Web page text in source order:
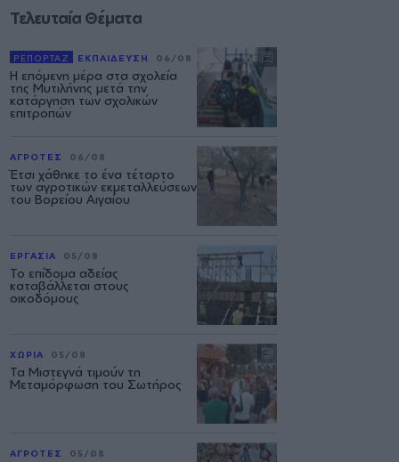
Τελευταία Θέματα
ΡΕΠΟΡΤΑΖ ΕΚΠΑΙΔΕΥΣΗ 06/08
Η επόμενη μέρα στα σχολεία
της Μυτιλήνης μετά την
κατάργηση των σχολικών
επιτροπών
ΑΓΡΟΤΕΣ 06/08
Έτσι χάθηκε το ένα τέταρτο
των αγροτικών εκμεταλλεύσεων
του Βορείου Αιγαίου
ΕΡΓΑΣΙΑ 05/08
Το επίδομα αδείας
καταβάλλεται στους
οικοδόμους
ΧΩΡΙΑ 05/08
Τα Μιστεγνά τιμούν τη
Μεταμόρφωση του Σωτήρος
ΑΓΡΟΤΕΣ 05/08